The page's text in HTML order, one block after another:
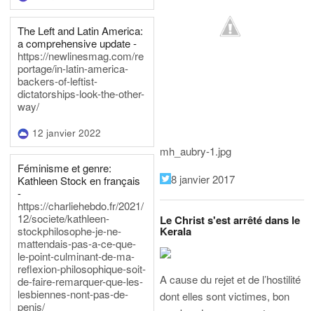
The Left and Latin America:
a comprehensive update -
https://newlinesmag.com/re
portage/in-latin-america-
backers-of-leftist-
dictatorships-look-the-other-
way/
12 janvier 2022
Féminisme et genre:
Kathleen Stock en français
-
https://charliehebdo.fr/2021/
12/societe/kathleen-
stockphilosophe-je-ne-
mattendais-pas-a-ce-que-
le-point-culminant-de-ma-
reflexion-philosophique-soit-
de-faire-remarquer-que-les-
lesbiennes-nont-pas-de-
penis/
mh_aubry-1.jpg
8 janvier 2017
Le Christ s'est arrêté dans le
Kerala
A cause du rejet et de l’hostilité
dont elles sont victimes, bon